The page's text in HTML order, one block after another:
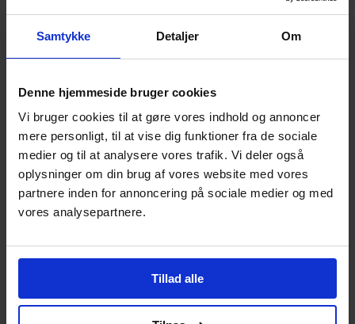
Samtykke Detaljer Om
Denne hjemmeside bruger cookies
Vi bruger cookies til at gøre vores indhold og annoncer
mere personligt, til at vise dig funktioner fra de sociale
medier og til at analysere vores trafik. Vi deler også
oplysninger om din brug af vores website med vores
partnere inden for annoncering på sociale medier og med
vores analysepartnere.
Tillad alle
Intranet Login
Bliv Medlem
Username
Password
Remember Me
Lost your password?
Kontaktperson:*